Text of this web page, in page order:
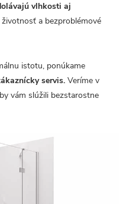
vlhkosti aj
a bezproblémové
istotu, ponúkame
servis. Veríme v
vám slúžili bezstarostne